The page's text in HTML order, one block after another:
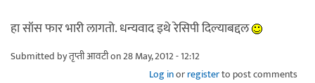
हा सॉस फार भारी लागतो. धन्यवाद इथे रेसिपी दिल्याबद्दल
Submitted byतृप्ती आवटीon 28 May, 2012 - 12:12
Log inorregisterto post comments